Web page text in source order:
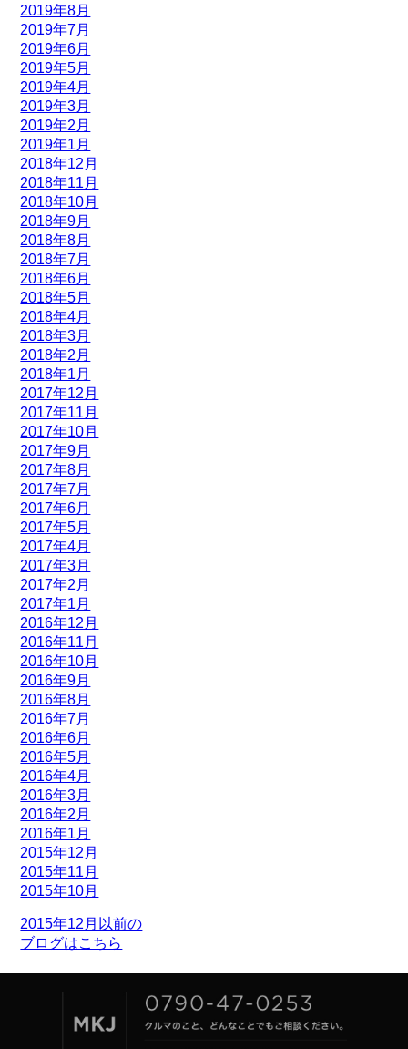
2019年8月
2019年7月
2019年6月
2019年5月
2019年4月
2019年3月
2019年2月
2019年1月
2018年12月
2018年11月
2018年10月
2018年9月
2018年8月
2018年7月
2018年6月
2018年5月
2018年4月
2018年3月
2018年2月
2018年1月
2017年12月
2017年11月
2017年10月
2017年9月
2017年8月
2017年7月
2017年6月
2017年5月
2017年4月
2017年3月
2017年2月
2017年1月
2016年12月
2016年11月
2016年10月
2016年9月
2016年8月
2016年7月
2016年6月
2016年5月
2016年4月
2016年3月
2016年2月
2016年1月
2015年12月
2015年11月
2015年10月
2015年12月以前の
ブログはこちら